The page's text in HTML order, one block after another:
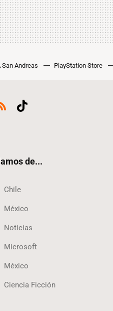
San Andreas PlayStation Store
de...
Chile
México
Noticias
Microsoft
México
Ciencia Ficción